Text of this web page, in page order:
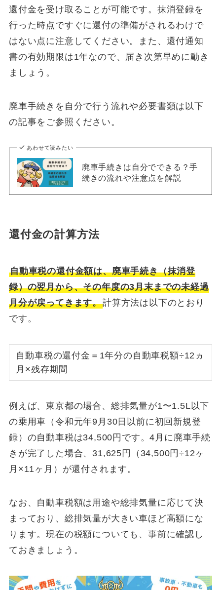
還付金を受け取ることが可能です。抹消登録を
行った時点ですぐに還付の準備がされるわけで
はない点に注意してください。また、還付通知
書の有効期限は1年なので、届き次第早めに動き
ましょう。
廃車手続きを自分で行う流れや必要書類は以下
の記事をご参照ください。
あわせて読みたい
廃車手続きは自分でできる？手
続きの流れや注意点を解説
還付金の計算方法
自動車税の還付金額は、廃車手続き（抹消登
録）の翌月から、その年度の3月末までの未経過
月分が戻ってきます。計算方法は以下のとおり
です。
自動車税の還付金＝1年分の自動車税額÷12ヵ
月×残存期間
例えば、東京都の場合、総排気量が1〜1.5L以下
の乗用車（令和元年9月30日以前に初回新規登
録）の自動車税は34,500円です。4月に廃車手続
きが完了した場合、31,625円（34,500円÷12ヶ
月×11ヶ月）が還付されます。
なお、自動車税額は用途や総排気量に応じて決
まっており、総排気量が大きい車ほど高額にな
ります。現在の税額についても、事前に確認し
ておきましょう。